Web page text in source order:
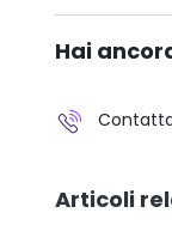
Hai
Articoli